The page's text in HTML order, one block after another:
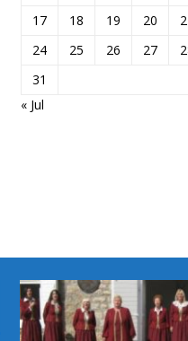
17
18 19 20
24
25 26 27
31
« Jul